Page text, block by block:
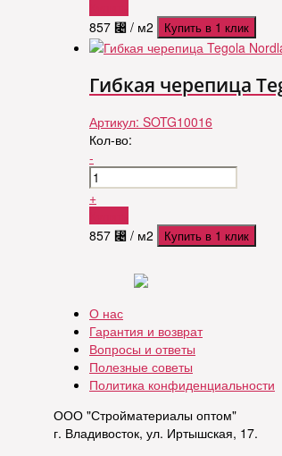
857 ⃄ / м2 Купить в 1 клик
Гибкая черепица
Артикул: SOTG10016
Кол-во:
-
+
857 ⃄ / м2 Купить в 1 клик
О нас
Гарантия и возврат
Вопросы и ответы
Полезные советы
Политика конфиденциальности
ООО "Стройматериалы оптом"
г. Владивосток, ул. Иртышская, 17.